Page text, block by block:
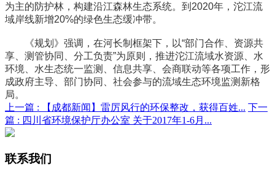
为主的防护林，构建沿江森林生态系统。到2020年，沱江流
域岸线新增20%的绿色生态缓冲带。
《规划》强调，在河长制框架下，以“部门合作、资源共
享、测管协同、分工负责”为原则，推进沱江流域水资源、水
环境、水生态统一监测、信息共享、会商联动等各项工作，形
成政府主导、部门协同、社会参与的流域生态环境监测新格
局。
上一篇 :
【成都新闻】雷厉风行的环保整改，获得百姓... 下一
篇 : 四川省环境保护厅办公室 关于2017年1-6月...
联系我们